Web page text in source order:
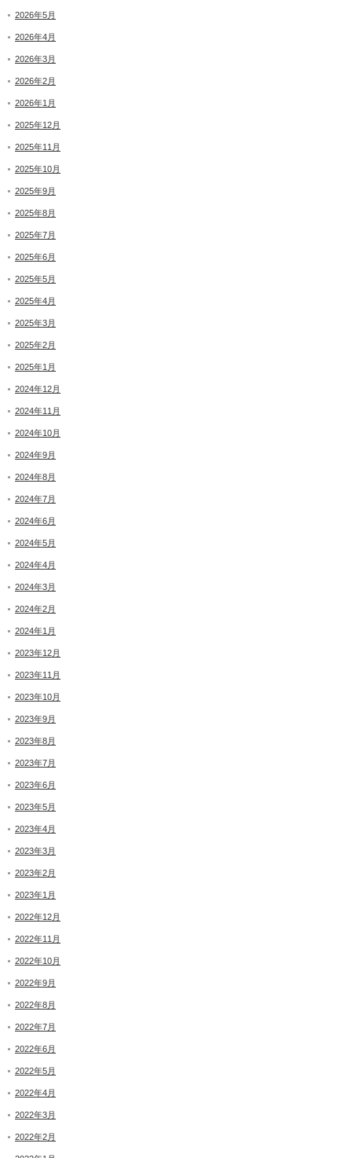
2026年5月
2026年4月
2026年3月
2026年2月
2026年1月
2025年12月
2025年11月
2025年10月
2025年9月
2025年8月
2025年7月
2025年6月
2025年5月
2025年4月
2025年3月
2025年2月
2025年1月
2024年12月
2024年11月
2024年10月
2024年9月
2024年8月
2024年7月
2024年6月
2024年5月
2024年4月
2024年3月
2024年2月
2024年1月
2023年12月
2023年11月
2023年10月
2023年9月
2023年8月
2023年7月
2023年6月
2023年5月
2023年4月
2023年3月
2023年2月
2023年1月
2022年12月
2022年11月
2022年10月
2022年9月
2022年8月
2022年7月
2022年6月
2022年5月
2022年4月
2022年3月
2022年2月